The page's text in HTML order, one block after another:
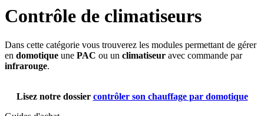
Contrôle de climatiseurs
Dans cette catégorie vous trouverez les modules permettant de gérer
en domotique une PAC ou un climatiseur avec commande par
infrarouge.
Lisez notre dossier contrôler son chauffage par domotique